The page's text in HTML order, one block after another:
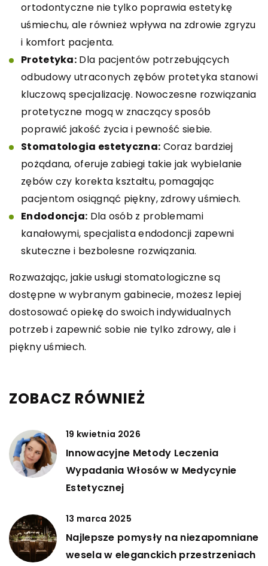
ortodontyczne nie tylko poprawia estetykę
uśmiechu, ale również wpływa na zdrowie zgryzu
i komfort pacjenta.
Protetyka: Dla pacjentów potrzebujących
odbudowy utraconych zębów protetyka stanowi
kluczową specjalizację. Nowoczesne rozwiązania
protetyczne mogą w znaczący sposób
poprawić jakość życia i pewność siebie.
Stomatologia estetyczna: Coraz bardziej
pożądana, oferuje zabiegi takie jak wybielanie
zębów czy korekta kształtu, pomagając
pacjentom osiągnąć piękny, zdrowy uśmiech.
Endodoncja: Dla osób z problemami
kanałowymi, specjalista endodoncji zapewni
skuteczne i bezbolesne rozwiązania.
Rozważając, jakie usługi stomatologiczne są
dostępne w wybranym gabinecie, możesz lepiej
dostosować opiekę do swoich indywidualnych
potrzeb i zapewnić sobie nie tylko zdrowy, ale i
piękny uśmiech.
ZOBACZ RÓWNIEŻ
19 kwietnia 2026
Innowacyjne Metody Leczenia
Wypadania Włosów w Medycynie
Estetycznej
13 marca 2025
Najlepsze pomysły na niezapomniane
wesela w eleganckich przestrzeniach